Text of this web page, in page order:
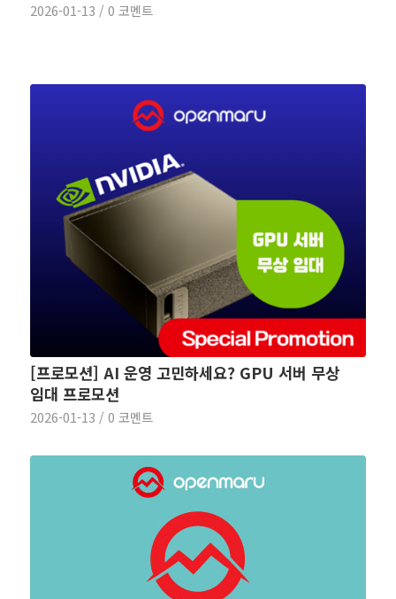
2026-01-13 / 0 코멘트
[프로모션] AI 운영 고민하세요? GPU 서버 무상
임대 프로모션
2026-01-13 / 0 코멘트